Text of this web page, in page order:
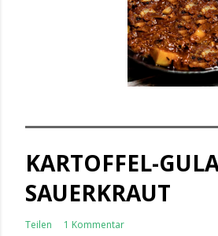
KARTOFFEL-
SAUERKRAUT
Teilen 1 Kommentar